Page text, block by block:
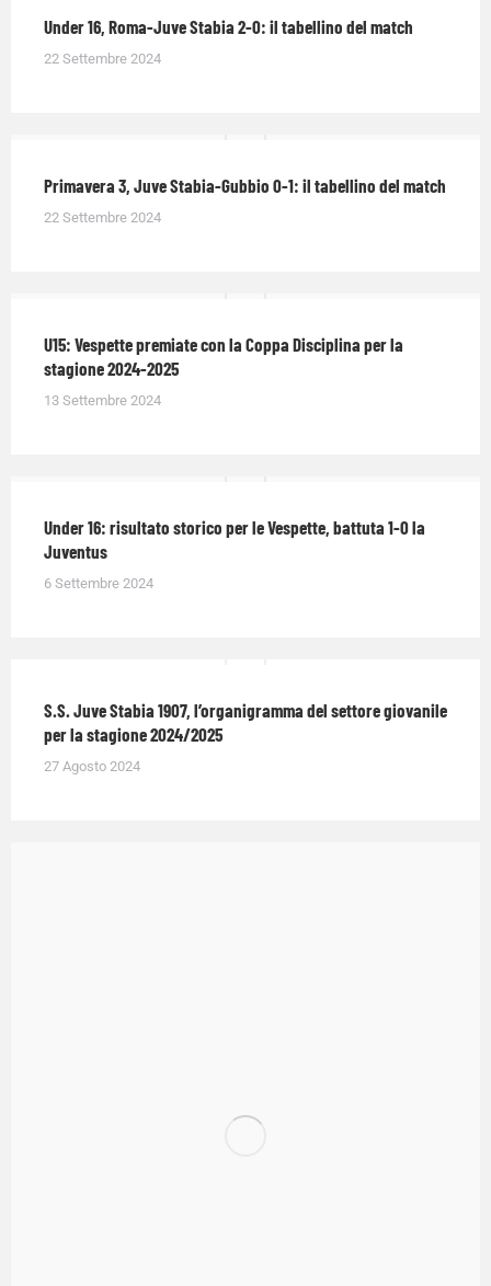
Under 16, Roma-Juve Stabia 2-0: il tabellino del match
22 Settembre 2024
Primavera 3, Juve Stabia-Gubbio 0-1: il tabellino del match
22 Settembre 2024
U15: Vespette premiate con la Coppa Disciplina per la
stagione 2024-2025
13 Settembre 2024
Under 16: risultato storico per le Vespette, battuta 1-0 la
Juventus
6 Settembre 2024
S.S. Juve Stabia 1907, l’organigramma del settore giovanile
per la stagione 2024/2025
27 Agosto 2024